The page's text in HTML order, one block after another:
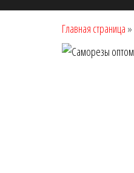
Главная страница »